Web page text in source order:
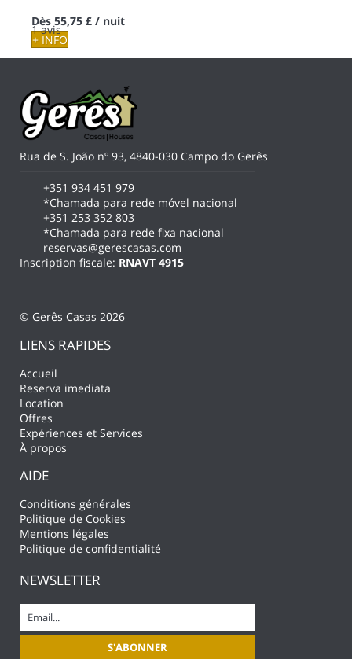
1 avis
Dès 55,75 £ / nuit
+ INFO
Rua de S. João nº 93, 4840-030 Campo do Gerês
+351 934 451 979
*Chamada para rede móvel nacional
+351 253 352 803
*Chamada para rede fixa nacional
reservas@gerescasas.com
Inscription fiscale: RNAVT 4915
© Gerês Casas 2026
LIENS RAPIDES
Accueil
Reserva imediata
Location
Offres
Expériences et Services
À propos
AIDE
Conditions générales
Politique de Cookies
Mentions légales
Politique de confidentialité
NEWSLETTER